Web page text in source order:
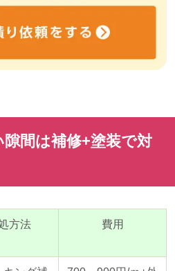
間は補修+塗装で対
方法 費用